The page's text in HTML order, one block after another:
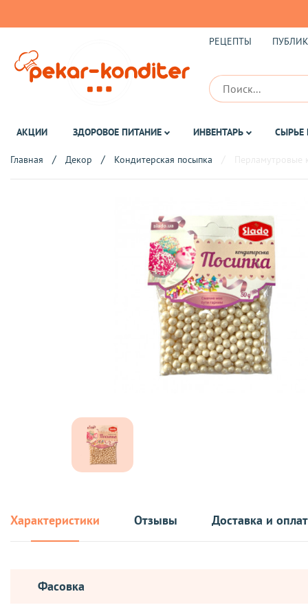
РЕЦЕПТЫ
АКЦИИ ЗДОРОВОЕ ПИТАНИЕ ИНВЕНТАРЬ СЫРЬЕ
Главная Декор Кондитерская посыпка
Характеристики Отзывы Доставка и
Фасовка